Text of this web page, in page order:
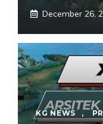
December 26,
KG NEWS ,